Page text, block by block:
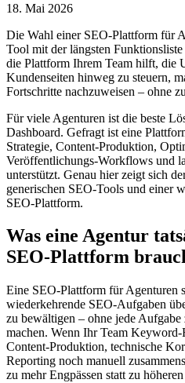
18. Mai 2026
Die Wahl einer SEO‑Plattform für
Tool mit der längsten
die Plattform Ihrem Team hilft, die
Kundenseiten hinweg zu steuern,
Fortschritte nachzuweisen – ohne
Für viele Agenturen ist die beste
Dashboard. Gefragt ist eine
Strategie, Content‑Produktion,
Veröffentlichungs‑Workflows und
unterstützt. Genau hier zeigt sich
generischen SEO‑Tools und einer
SEO‑Plattform.
Was eine Agentur
SEO‑Plattform
Eine SEO‑Plattform für Agenturen
wiederkehrende SEO‑Aufgaben
zu bewältigen – ohne jede Aufgabe
machen. Wenn Ihr Team
Content‑Produktion, technische
Reporting noch manuell
zu mehr Engpässen statt zu